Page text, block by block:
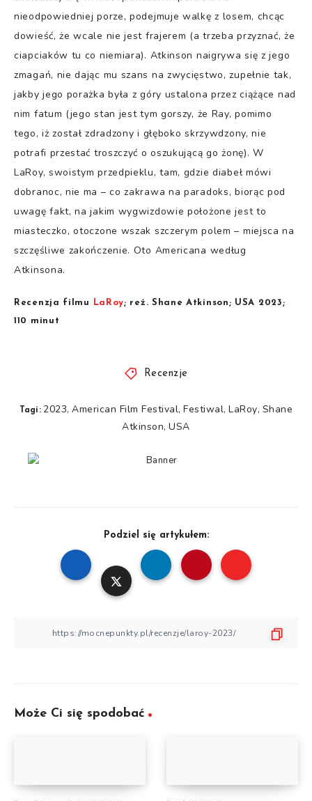
nieodpowiedniej porze, podejmuje walkę z losem, chcąc
dowieść, że wcale nie jest frajerem (a trzeba przyznać, że
ciapciaków tu co niemiara). Atkinson naigrywa się z jego
zmagań, nie dając mu szans na zwycięstwo, zupełnie tak,
jakby jego porażka była z góry ustalona przez ciążące nad
nim fatum (jego stan jest tym gorszy, że Ray, pomimo
tego, iż został zdradzony i głęboko skrzywdzony, nie
potrafi przestać troszczyć o oszukującą go żonę). W
LaRoy, swoistym przedpieklu, tam, gdzie diabeł mówi
dobranoc, nie ma – co zakrawa na paradoks, biorąc pod
uwagę fakt, na jakim wygwizdowie położone jest to
miasteczko, otoczone wszak szczerym polem – miejsca na
szczęśliwe zakończenie. Oto Americana według
Atkinsona.
Recenzja filmu LaRoy; reż. Shane Atkinson; USA 2023;
110 minut
Recenzje
Tagi: 2023,American Film Festival,Festiwal,LaRoy, Shane
Atkinson,USA
Podziel się artykułem:
Może Ci się spodobać